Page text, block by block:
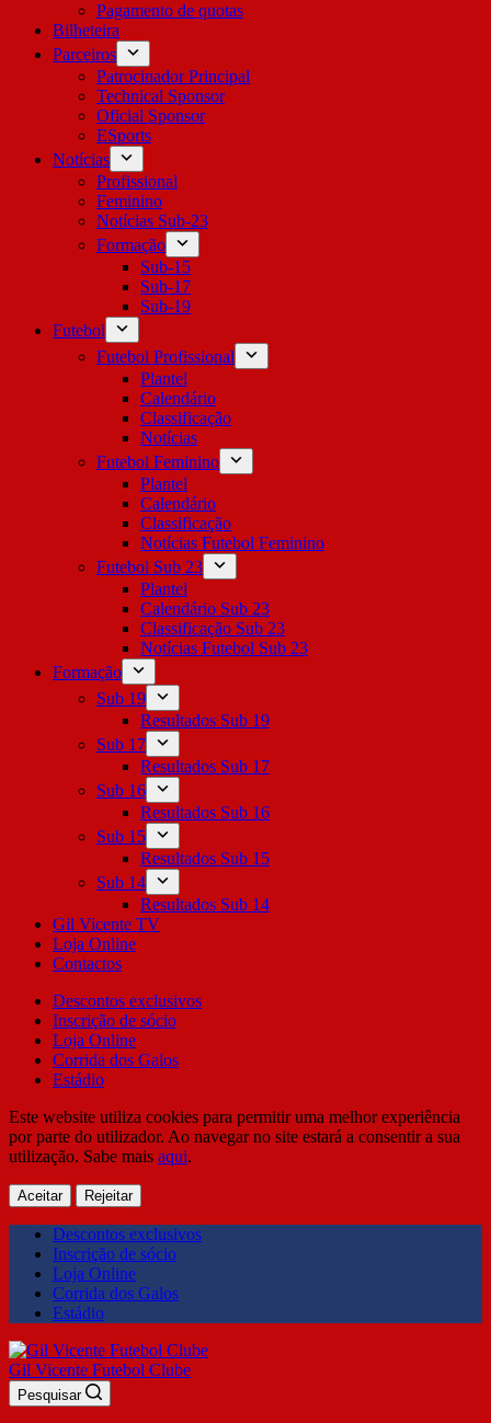
Pagamento de quotas
Bilheteira
Parceiros
Patrocinador Principal
Technical Sponsor
Oficial Sponsor
ESports
Notícias
Profissional
Feminino
Notícias Sub-23
Formação
Sub-15
Sub-17
Sub-19
Futebol
Futebol Profissional
Plantel
Calendário
Classificação
Notícias
Futebol Feminino
Plantel
Calendário
Classificação
Notícias Futebol Feminino
Futebol Sub 23
Plantel
Calendário Sub 23
Classificação Sub 23
Notícias Futebol Sub 23
Formação
Sub 19
Resultados Sub 19
Sub 17
Resultados Sub 17
Sub 16
Resultados Sub 16
Sub 15
Resultados Sub 15
Sub 14
Resultados Sub 14
Gil Vicente TV
Loja Online
Contactos
Descontos exclusivos
Inscrição de sócio
Loja Online
Corrida dos Galos
Estádio
Este website utiliza cookies para permitir uma melhor experiência
por parte do utilizador. Ao navegar no site estará a consentir a sua
utilização. Sabe mais aqui.
Aceitar Rejeitar
Descontos exclusivos
Inscrição de sócio
Loja Online
Corrida dos Galos
Estádio
Gil Vicente Futebol Clube
Pesquisar